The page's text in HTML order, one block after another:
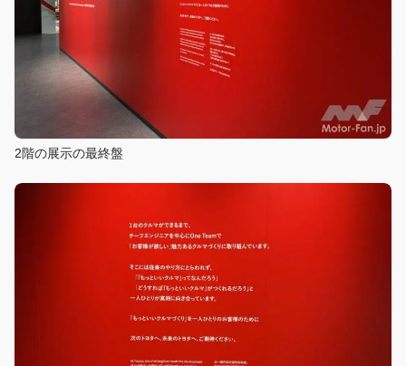
2階の展示の最終盤